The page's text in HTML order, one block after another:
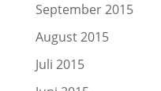
September 2015
August 2015
Juli 2015